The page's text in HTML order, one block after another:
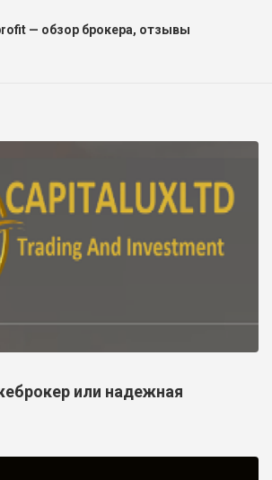
— обзор брокера, отзывы
или надежная